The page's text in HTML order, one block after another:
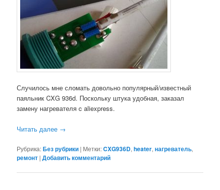
Случилось мне сломать довольно популярный/известный
паяльник CXG 936d. Поскольку штука удобная, заказал
замену нагревателя c aliexpress.
Читать далее →
Рубрика:Без рубрики | Метки:CXG936D,heater,нагреватель,
ремонт |Добавить комментарий